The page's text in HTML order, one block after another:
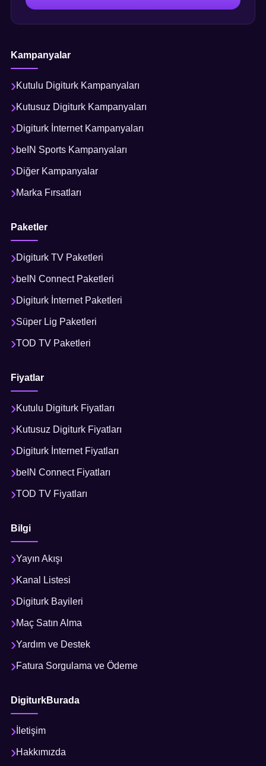
Kampanyalar
Kutulu Digiturk Kampanyaları
Kutusuz Digiturk Kampanyaları
Digiturk İnternet Kampanyaları
beIN Sports Kampanyaları
Diğer Kampanyalar
Marka Fırsatları
Paketler
Digiturk TV Paketleri
beIN Connect Paketleri
Digiturk İnternet Paketleri
Süper Lig Paketleri
TOD TV Paketleri
Fiyatlar
Kutulu Digiturk Fiyatları
Kutusuz Digiturk Fiyatları
Digiturk İnternet Fiyatları
beIN Connect Fiyatları
TOD TV Fiyatları
Bilgi
Yayın Akışı
Kanal Listesi
Digiturk Bayileri
Maç Satın Alma
Yardım ve Destek
Fatura Sorgulama ve Ödeme
DigiturkBurada
İletişim
Hakkımızda